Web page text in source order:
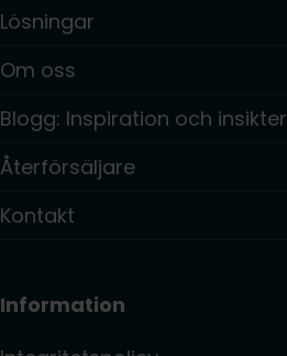
Lösningar
Om oss
Blogg: Inspiration och insikter
Återförsäljare
Kontakt
Information